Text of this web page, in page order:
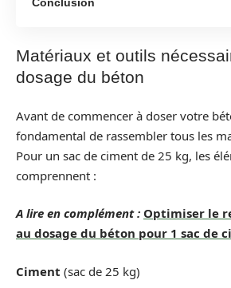
Matériaux et outils
dosage du béton
Avant de commencer à doser votre
fondamental de rassembler tous les
Pour un sac de ciment de 25 kg, les
comprennent :
A lire en complément : Optimiser le
au dosage du béton pour 1 sac de
Ciment (sac de 25 kg)